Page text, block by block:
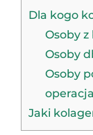
Dla kogo
Osoby
Osoby
Osoby
Jaki